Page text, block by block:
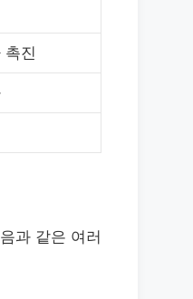
촉진
과 같은 여러